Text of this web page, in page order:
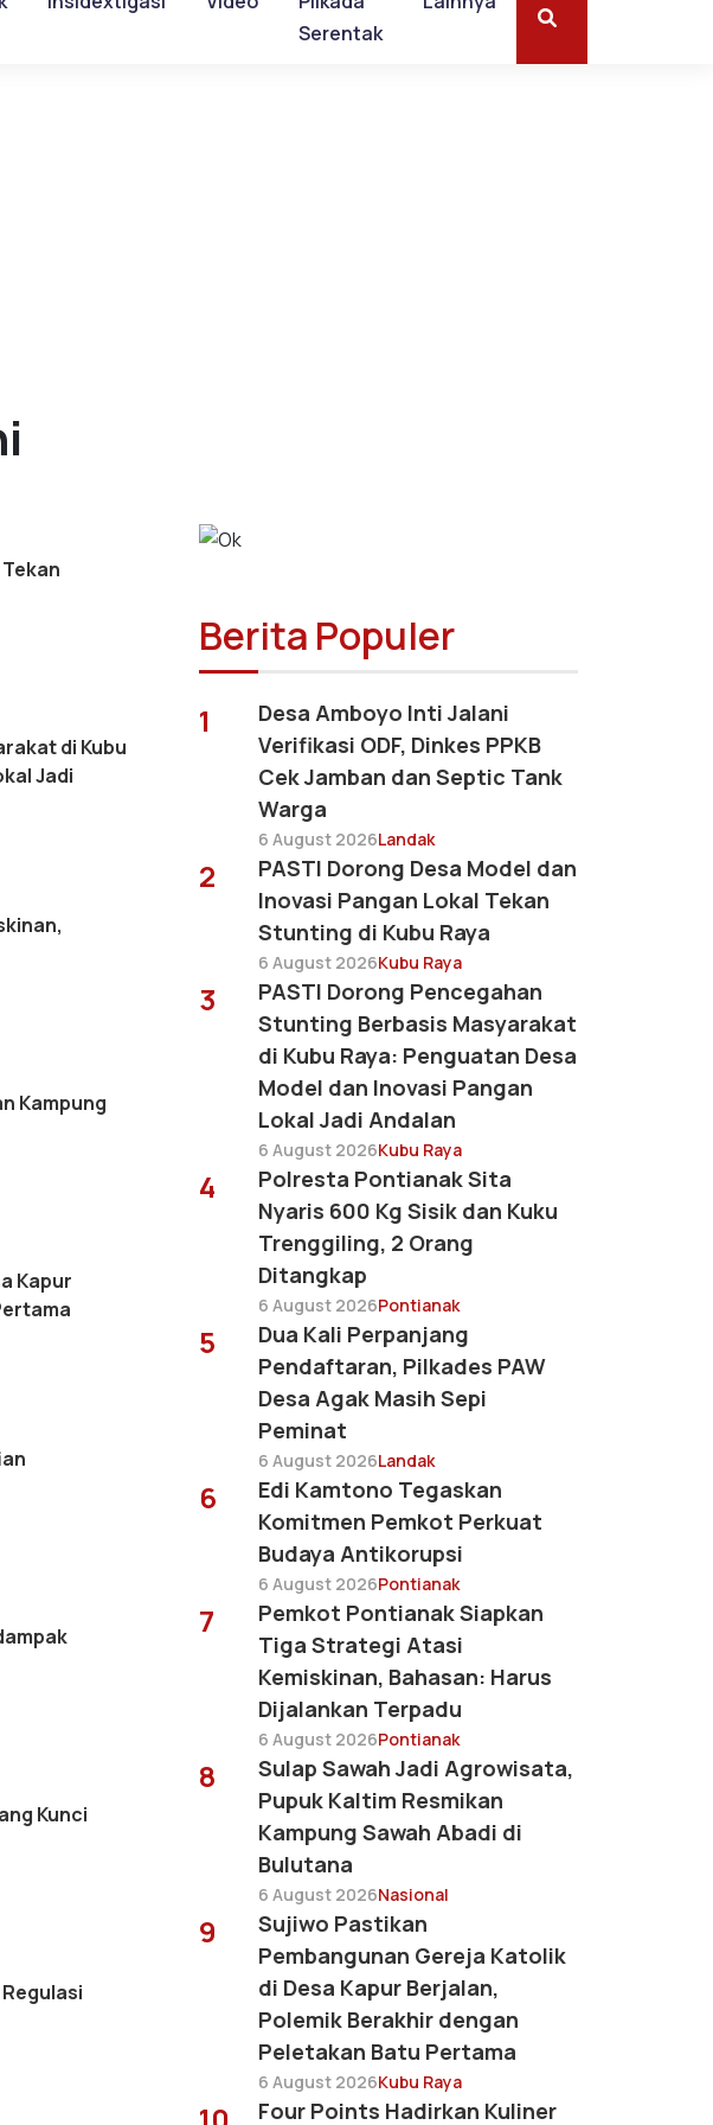
Serentak
di Kubu
Jadi
Kampung
Kapur
Kunci
Berita Populer
1
Desa Amboyo Inti Jalani
Verifikasi ODF, Dinkes PPKB
Cek Jamban dan Septic Tank
Warga
6 August 2026Landak
2
PASTI Dorong Desa Model dan
Inovasi Pangan Lokal Tekan
Stunting di Kubu Raya
6 August 2026Kubu Raya
3
PASTI Dorong Pencegahan
Stunting Berbasis Masyarakat
di Kubu Raya: Penguatan Desa
Model dan Inovasi Pangan
Lokal Jadi Andalan
6 August 2026Kubu Raya
4
Polresta Pontianak Sita
Nyaris 600 Kg Sisik dan Kuku
Trenggiling, 2 Orang
Ditangkap
6 August 2026Pontianak
5
Dua Kali Perpanjang
Pendaftaran, Pilkades PAW
Desa Agak Masih Sepi
Peminat
6 August 2026Landak
6
Edi Kamtono Tegaskan
Komitmen Pemkot Perkuat
Budaya Antikorupsi
6 August 2026Pontianak
7
Pemkot Pontianak Siapkan
Tiga Strategi Atasi
Kemiskinan, Bahasan: Harus
Dijalankan Terpadu
6 August 2026Pontianak
8
Sulap Sawah Jadi Agrowisata,
Pupuk Kaltim Resmikan
Kampung Sawah Abadi di
Bulutana
6 August 2026Nasional
9
Sujiwo Pastikan
Pembangunan Gereja Katolik
di Desa Kapur Berjalan,
Polemik Berakhir dengan
Peletakan Batu Pertama
6 August 2026Kubu Raya
Four Points Hadirkan Kuliner